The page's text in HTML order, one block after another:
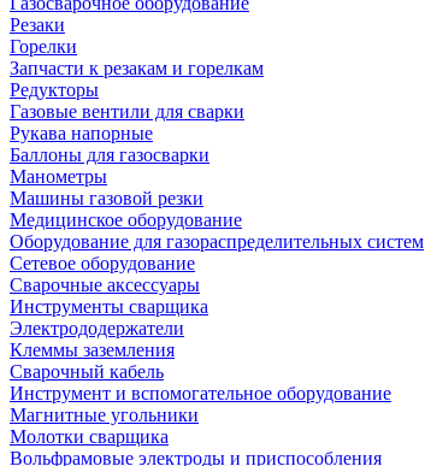
Резаки
Горелки
Запчасти к резакам и горелкам
Редукторы
Газовые вентили для сварки
Рукава напорные
Баллоны для газосварки
Манометры
Машины газовой резки
Медицинское оборудование
Оборудование для газораспределительных систем
Сетевое оборудование
Сварочные аксессуары
Инструменты сварщика
Электрододержатели
Клеммы заземления
Сварочный кабель
Инструмент и вспомогательное оборудование
Магнитные угольники
Молотки сварщика
Вольфрамовые электроды и приспособления